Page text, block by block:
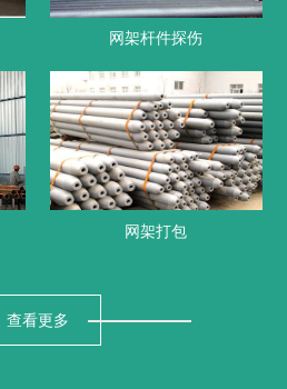
网架杆件探伤
网架打包
查看更多